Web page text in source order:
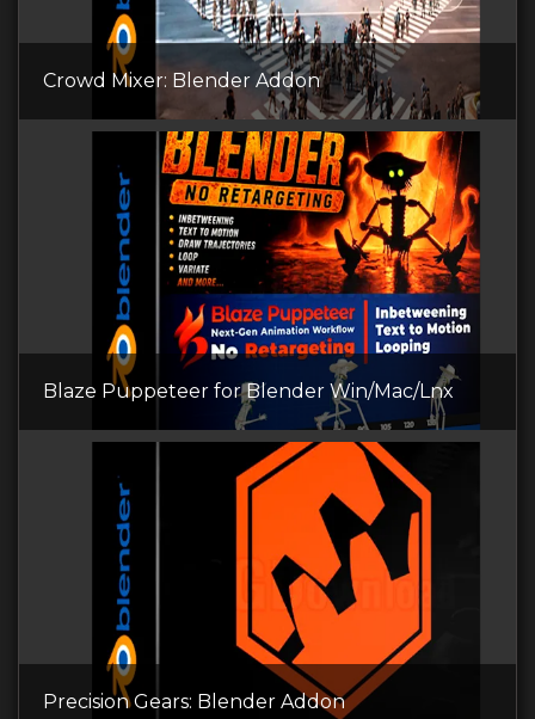
Crowd Mixer: Blender Addon
Blaze Puppeteer for Blender Win/Mac/Lnx
Precision Gears: Blender Addon